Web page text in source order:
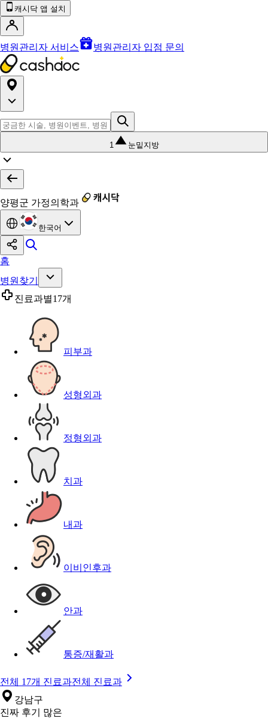
캐시닥 앱 설치
병원관리자 서비스 병원관리자 입점 문의
1 눈밑지방
양평군 가정의학과
한국어
홈
병원찾기
진료과별17개
피부과
성형외과
정형외과
치과
내과
이비인후과
안과
통증/재활과
전체 17개 진료과전체 진료과
강남구
진짜 후기 많은